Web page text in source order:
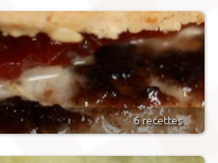
6 recettes